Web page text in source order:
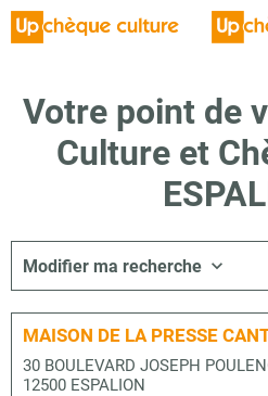
Votre point de
Culture et
Modifier ma recherche
MAISON DE LA PRESSE
30 BOULEVARD JOSEPH
12500 ESPALION